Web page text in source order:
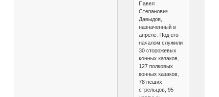
Павел
Степанович
Давыдов,
назначенный в
апреле. Под его
началом служили
30 сторожевых
конных казаков,
127 полковых
конных казаков,
78 пеших
стрельцов, 95